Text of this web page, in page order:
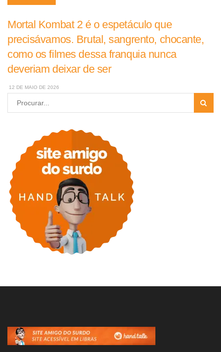
Mortal Kombat 2 é o espetáculo que
precisávamos. Brutal, sangrento, chocante,
como os filmes dessa franquia nunca
deveriam deixar de ser
12 DE MAIO DE 2026